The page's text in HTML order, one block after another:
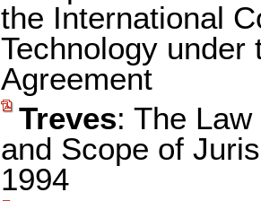
the International
Technology under
Agreement
Treves: The
and Scope of
1994